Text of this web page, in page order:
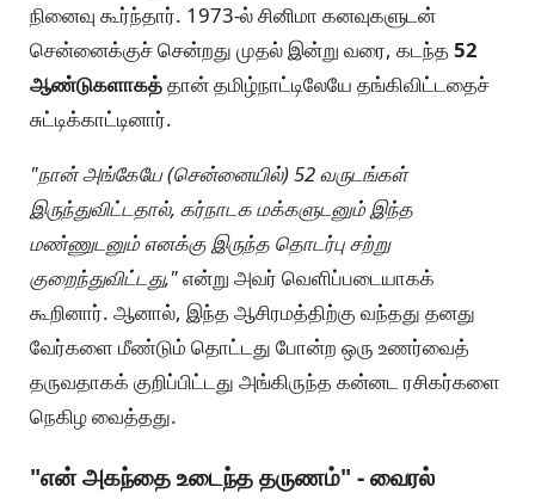
நினைவு கூர்ந்தார். 1973-ல் சினிமா கனவுகளுடன்
சென்னைக்குச் சென்றது முதல் இன்று வரை, கடந்த 52
ஆண்டுகளாகத்தான் தமிழ்நாட்டிலேயே தங்கிவிட்டதைச்
சுட்டிக்காட்டினார்.
"நான் அங்கேயே (சென்னையில்) 52 வருடங்கள்
இருந்துவிட்டதால், கர்நாடக மக்களுடனும் இந்த
மண்ணுடனும் எனக்கு இருந்த தொடர்பு சற்று
குறைந்துவிட்டது,"என்று அவர் வெளிப்படையாகக்
கூறினார். ஆனால், இந்த ஆசிரமத்திற்கு வந்தது தனது
வேர்களை மீண்டும் தொட்டது போன்ற ஒரு உணர்வைத்
தருவதாகக் குறிப்பிட்டது அங்கிருந்த கன்னட ரசிகர்களை
நெகிழ வைத்தது.
"என் அகந்தை உடைந்த தருணம்" - வைரல்